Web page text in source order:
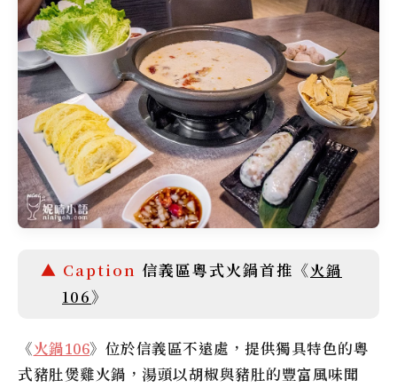
信義區粵式火鍋首推《火鍋
106》
《火鍋106》位於信義區不遠處，提供獨具特色的粵
式豬肚煲雞火鍋，湯頭以胡椒與豬肚的豐富風味聞